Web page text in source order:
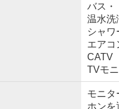
バス・
温水洗
シャワ
エアコ
CATV
TVモ
モニタ
ホンを